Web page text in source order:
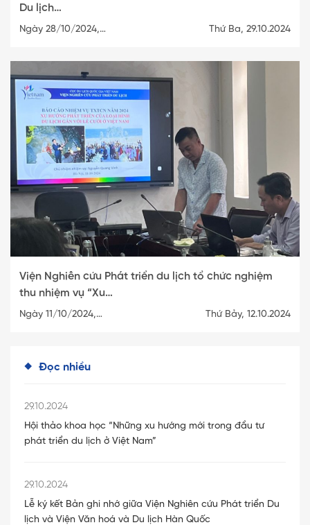
Du lịch…
Ngày 28/10/2024,… Thứ Ba, 29.10.2024
Viện Nghiên cứu Phát triển du lịch tổ chức nghiệm
thu nhiệm vụ “Xu…
Ngày 11/10/2024,… Thứ Bảy, 12.10.2024
Đọc nhiều
29.10.2024
Hội thảo khoa học “Những xu hướng mới trong đầu tư
phát triển du lịch ở Việt Nam”
29.10.2024
Lễ ký kết Bản ghi nhớ giữa Viện Nghiên cứu Phát triển Du
lịch và Viện Văn hoá và Du lịch Hàn Quốc